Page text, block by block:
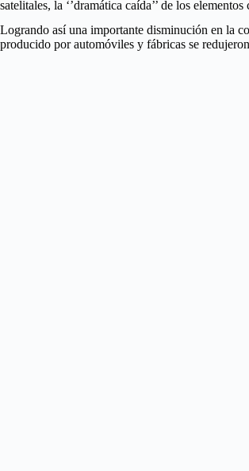
satelitales, la ‘’dramática caída’’ de los
Logrando así una importante disminución en la
producido por automóviles y fábricas se